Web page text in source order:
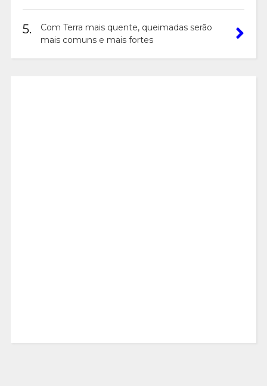
5.
Com Terra mais quente, queimadas serão
mais comuns e mais fortes